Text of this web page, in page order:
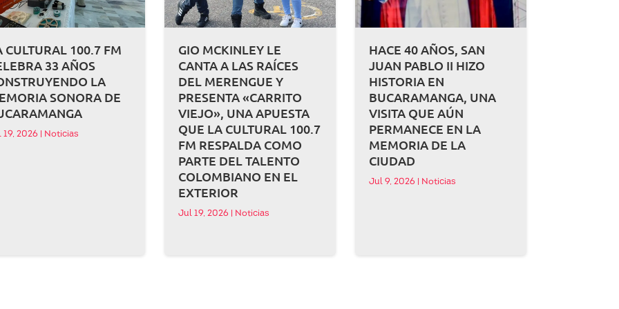
CULTURAL 100.7 FM
33 AÑOS
LA
SONORA DE
19, 2026 Noticias
GIO MCKINLEY LE
CANTA A LAS RAÍCES
DEL MERENGUE Y
PRESENTA «CARRITO
VIEJO», UNA APUESTA
QUE LA CULTURAL 100.7
FM RESPALDA COMO
PARTE DEL TALENTO
COLOMBIANO EN EL
EXTERIOR
Jul 19, 2026 Noticias
HACE 40 AÑOS, SAN
JUAN PABLO II HIZO
HISTORIA EN
BUCARAMANGA, UNA
VISITA QUE AÚN
PERMANECE EN LA
MEMORIA DE LA
CIUDAD
Jul 9, 2026 Noticias